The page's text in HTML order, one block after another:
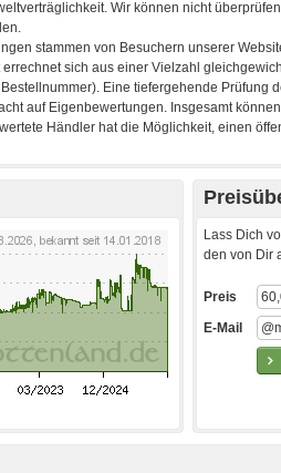
Lass Dich
den von Dir
Preis
E-Mail